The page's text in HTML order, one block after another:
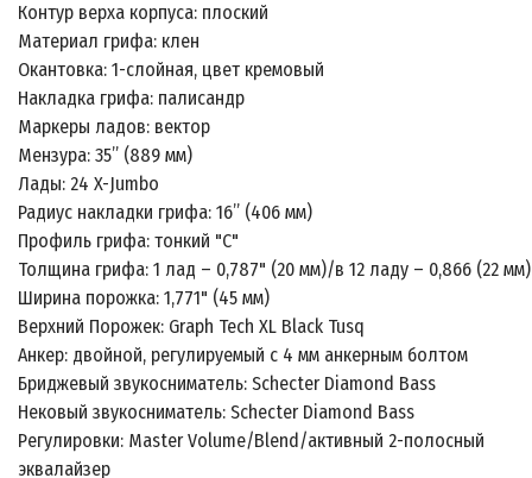
Контур верха корпуса: плоский
Материал грифа: клен
Окантовка: 1-слойная, цвет кремовый
Накладка грифа: палисандр
Маркеры ладов: вектор
Мензура: 35” (889 мм)
Лады: 24 X-Jumbo
Радиус накладки грифа: 16” (406 мм)
Профиль грифа: тонкий "С"
Толщина грифа: 1 лад – 0,787" (20 мм)/в 12 ладу – 0,866 (22 мм)
Ширина порожка: 1,771" (45 мм)
Верхний Порожек: Graph Tech XL Black Tusq
Анкер: двойной, регулируемый с 4 мм анкерным болтом
Бриджевый звукосниматель: Schecter Diamond Bass
Нековый звукосниматель: Schecter Diamond Bass
Регулировки: Master Volume/Blend/активный 2-полосный
эквалайзер